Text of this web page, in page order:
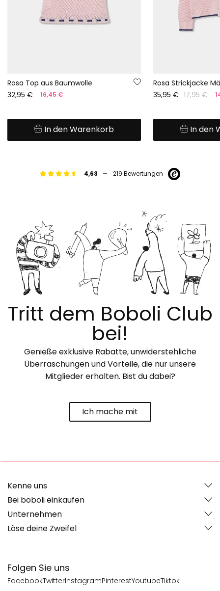
Rosa Top aus Baumwolle
32,95 €
16,45 €
In den Warenkorb
Rosa Strickjacke
35,95 € 17,95 €
In den
4,63 - 219 Bewertungen
Tritt dem Boboli Club
bei!
Genieße exklusive Rabatte, unwiderstehliche
Überraschungen und Vorteile, die nur unsere
Mitglieder erhalten. Bist du dabei?
Ich mache mit
Folgen Sie uns
FacebookTwitterInstagramPinterestYoutubeTiktok
Kenne uns
Bei boboli einkaufen
Unternehmen
Löse deine Zweifel